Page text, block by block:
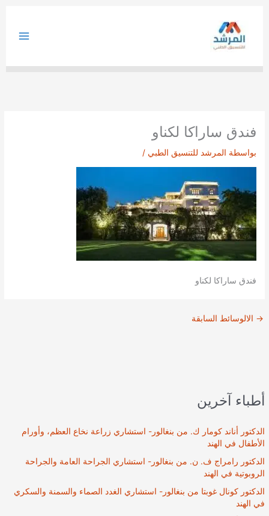
أطباء آخرين
الدكتور أناند كومار ك. من بنغالور- استشاري زراعة نخاع العظم، وأورام
الأطفال في الهند
الدكتور رامراج ف. ن. من بنغالور- استشاري الجراحة العامة والجراحة
الروبوتية في الهند
الدكتور كونال غوبتا من بنغالور- استشاري الغدد الصماء والسمنة والسكري
في الهند
فندق ساراكا لكناو
بواسطة المرشد للتنسيق الطبي/
فندق ساراكا لكناو
→ الالوسائط السابقة